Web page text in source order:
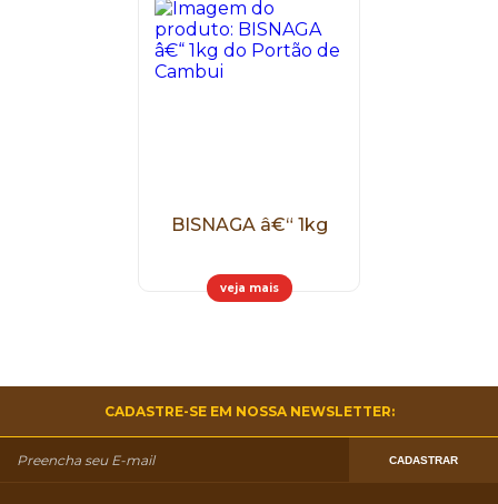
BISNAGA â€“ 1kg
veja mais
CADASTRE-SE EM NOSSA NEWSLETTER:
CADASTRAR